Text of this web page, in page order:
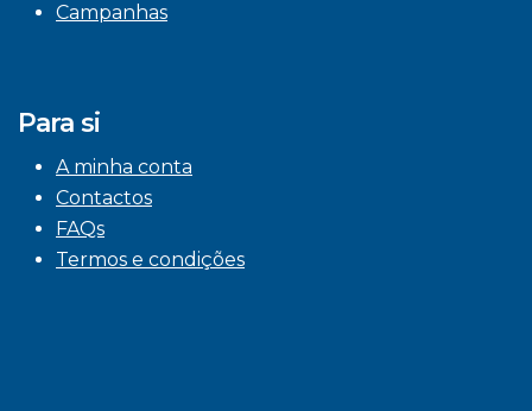
Campanhas
Para si
A minha conta
Contactos
FAQs
Termos e condições